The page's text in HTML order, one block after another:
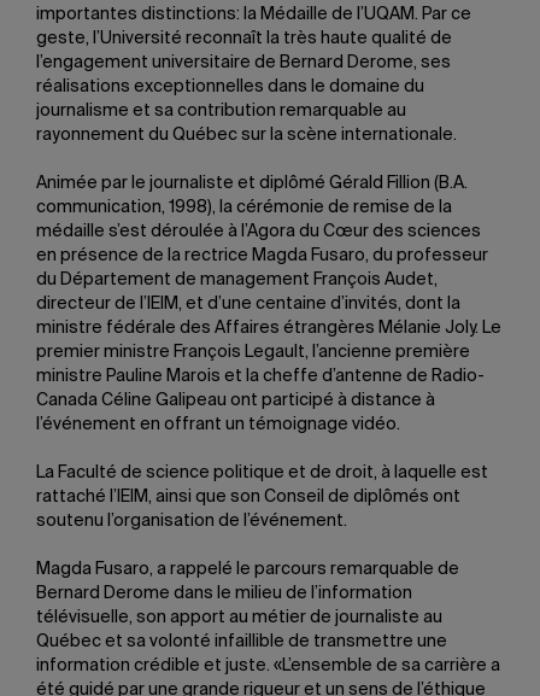
importantes distinctions: la Médaille de l’UQAM. Par ce
geste, l’Université reconnaît la très haute qualité de
l’engagement universitaire de Bernard Derome, ses
réalisations exceptionnelles dans le domaine du
journalisme et sa contribution remarquable au
rayonnement du Québec sur la scène internationale.
Animée par le journaliste et diplômé Gérald Fillion (B.A.
communication, 1998), la cérémonie de remise de la
médaille s’est déroulée à l’Agora du Cœur des sciences
en présence de la rectrice Magda Fusaro, du professeur
du Département de management François Audet,
directeur de l’IEIM, et d’une centaine d’invités, dont la
ministre fédérale des Affaires étrangères Mélanie Joly. Le
premier ministre François Legault, l’ancienne première
ministre Pauline Marois et la cheffe d’antenne de Radio-
Canada Céline Galipeau ont participé à distance à
l’événement en offrant un témoignage vidéo.
La Faculté de science politique et de droit, à laquelle est
rattaché l’IEIM, ainsi que son Conseil de diplômés ont
soutenu l’organisation de l’événement.
Magda Fusaro, a rappelé le parcours remarquable de
Bernard Derome dans le milieu de l’information
télévisuelle, son apport au métier de journaliste au
Québec et sa volonté infaillible de transmettre une
information crédible et juste. «L’ensemble de sa carrière a
été guidé par une grande rigueur et un sens de l’éthique